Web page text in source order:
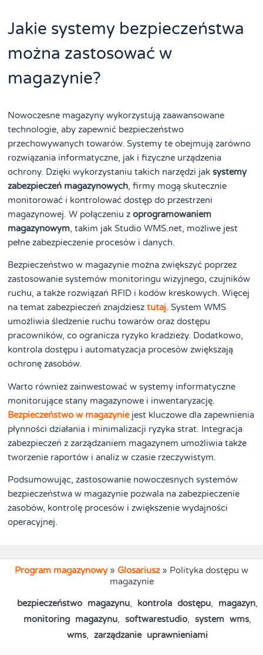
Jakie systemy bezpieczeństwa
można zastosować w
magazynie?
Nowoczesne magazyny wykorzystują zaawansowane
technologie, aby zapewnić bezpieczeństwo
przechowywanych towarów. Systemy te obejmują zarówno
rozwiązania informatyczne, jak i fizyczne urządzenia
ochrony. Dzięki wykorzystaniu takich narzędzi jaksystemy
zabezpieczeń magazynowych, firmy mogą skutecznie
monitorować i kontrolować dostęp do przestrzeni
magazynowej. W połączeniu zoprogramowaniem
magazynowym, takim jak Studio WMS.net, możliwe jest
pełne zabezpieczenie procesów i danych.
Bezpieczeństwo w magazynie można zwiększyć poprzez
zastosowanie systemów monitoringu wizyjnego, czujników
ruchu, a także rozwiązań RFID i kodów kreskowych. Więcej
na temat zabezpieczeń znajdziesztutaj. System WMS
umożliwia śledzenie ruchu towarów oraz dostępu
pracowników, co ogranicza ryzyko kradzieży. Dodatkowo,
kontrola dostępu i automatyzacja procesów zwiększają
ochronę zasobów.
Warto również zainwestować w systemy informatyczne
monitorujące stany magazynowe i inwentaryzację.
Bezpieczeństwo w magazyniejest kluczowe dla zapewnienia
płynności działania i minimalizacji ryzyka strat. Integracja
zabezpieczeń z zarządzaniem magazynem umożliwia także
tworzenie raportów i analiz w czasie rzeczywistym.
Podsumowując, zastosowanie nowoczesnych systemów
bezpieczeństwa w magazynie pozwala na zabezpieczenie
zasobów, kontrolę procesów i zwiększenie wydajności
operacyjnej.
Program magazynowy» Glosariusz» Polityka dostępu w
magazynie
bezpieczeństwo magazynu, kontrola dostępu, magazyn,
monitoring magazynu, softwarestudio, system wms,
wms, zarządzanie uprawnieniami